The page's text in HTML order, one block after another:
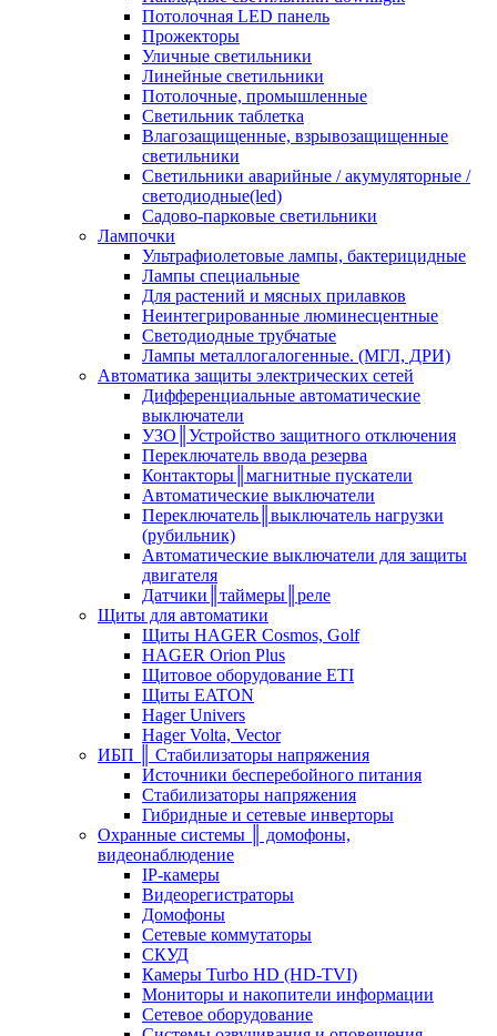
Потолочная LED панель
Прожекторы
Уличные светильники
Линейные светильники
Потолочные, промышленные
Светильник таблетка
Влагозащищенные, взрывозащищенные
светильники
Светильники аварийные / акумуляторные /
светодиодные(led)
Садово-парковые светильники
Лампочки
Ультрафиолетовые лампы, бактерицидные
Лампы специальные
Для растений и мясных прилавков
Неинтегрированные люминесцентные
Светодиодные трубчатые
Лампы металлогалогенные. (МГЛ, ДРИ)
Автоматика защиты электрических сетей
Дифференциальные автоматические
выключатели
УЗО║Устройство защитного отключения
Переключатель ввода резерва
Контакторы║магнитные пускатели
Автоматические выключатели
Переключатель║выключатель нагрузки
(рубильник)
Автоматические выключатели для защиты
двигателя
Датчики║таймеры║реле
Щиты для автоматики
Щиты HAGER Cosmos, Golf
HAGER Orion Plus
Щитовое оборудование ETI
Щиты EATON
Hager Univers
Hager Volta, Vector
ИБП ║ Стабилизаторы напряжения
Источники бесперебойного питания
Стабилизаторы напряжения
Гибридные и сетевые инверторы
Охранные системы ║ домофоны,
видеонаблюдение
IP-камеры
Видеорегистраторы
Домофоны
Сетевые коммутаторы
СКУД
Камеры Turbo HD (HD-TVI)
Мониторы и накопители информации
Сетевое оборудование